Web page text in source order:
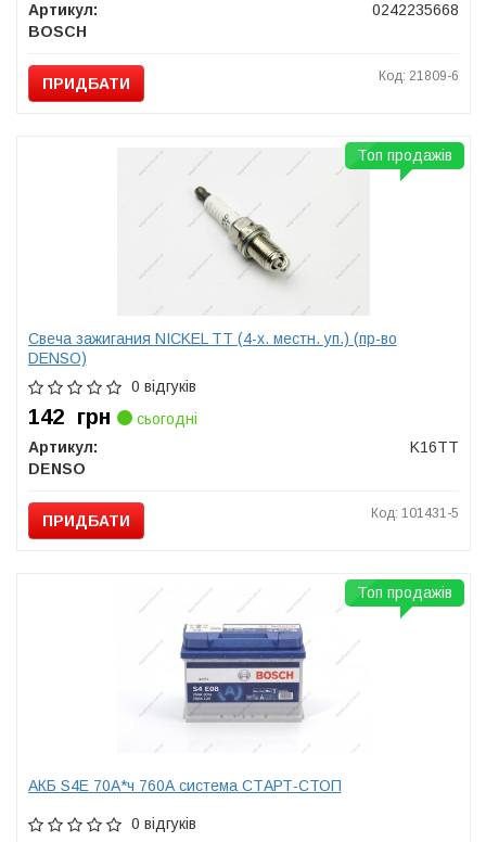
Артикул:
0242235668
BOSCH
ПРИДБАТИ Код: 21809-6
Свеча зажигания NICKEL TT (4-х. местн. уп.) (пр-во
DENSO)
0 відгуків
142 грн
сьогодні
Артикул:
K16TT
DENSO
ПРИДБАТИ Код: 101431-5
Топ продажів
АКБ S4E 70А*ч 760А система СТАРТ-СТОП
0 відгуків
Топ продажів